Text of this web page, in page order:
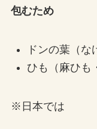
包むため
ドンの葉（
ひも（麻ひも
※日本では